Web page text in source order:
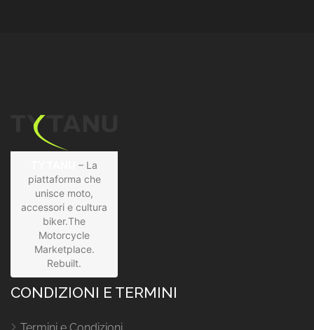
– La
piattaforma che
unisce moto,
accessori e cultura
biker.The
Motorcycle
Marketplace.
Rebuilt.
CONDIZIONI E TERMINI